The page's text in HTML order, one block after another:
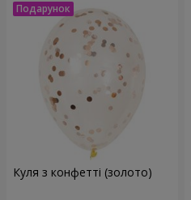
Куля з конфетті (золото)